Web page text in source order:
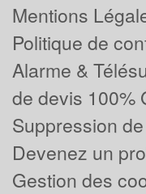
Mentions
Politique de
Alarme &
de devis 100%
Suppression
Devenez un
Gestion des